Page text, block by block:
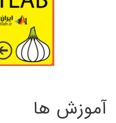
آموزش ها